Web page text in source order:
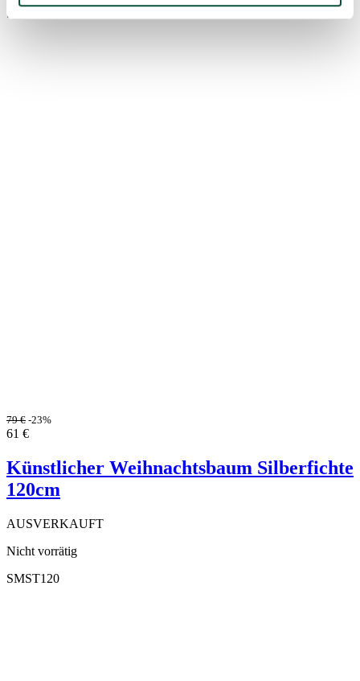
SMST150
79€ -23%
61 €
Künstlicher Weihnachtsbaum Silberfichte
120cm
AUSVERKAUFT
Nicht vorrätig
SMST120